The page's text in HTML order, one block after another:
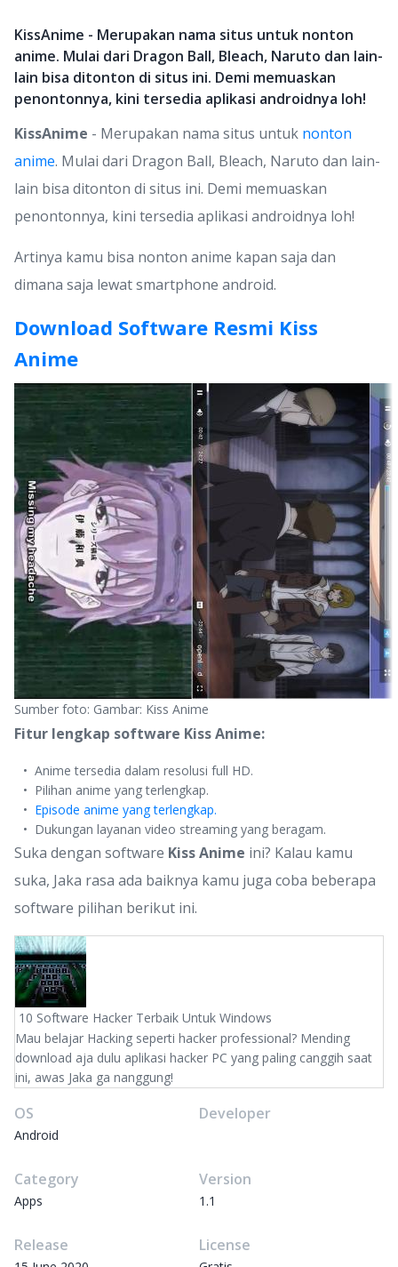
KissAnime - Merupakan nama situs untuk nonton
anime. Mulai dari Dragon Ball, Bleach, Naruto dan lain-
lain bisa ditonton di situs ini. Demi memuaskan
penontonnya, kini tersedia aplikasi androidnya loh!
KissAnime - Merupakan nama situs untuk nonton
anime. Mulai dari Dragon Ball, Bleach, Naruto dan lain-
lain bisa ditonton di situs ini. Demi memuaskan
penontonnya, kini tersedia aplikasi androidnya loh!
Artinya kamu bisa nonton anime kapan saja dan
dimana saja lewat smartphone android.
Download Software Resmi Kiss
Anime
Sumber foto: Gambar: Kiss Anime
Fitur lengkap software Kiss Anime:
Anime tersedia dalam resolusi full HD.
Pilihan anime yang terlengkap.
Episode anime yang terlengkap.
Dukungan layanan video streaming yang beragam.
Suka dengan software Kiss Anime ini? Kalau kamu
suka, Jaka rasa ada baiknya kamu juga coba beberapa
software pilihan berikut ini.
10 Software Hacker Terbaik Untuk Windows
Mau belajar Hacking seperti hacker professional? Mending
download aja dulu aplikasi hacker PC yang paling canggih saat
ini, awas Jaka ga nanggung!
OS
Android
Developer
Category
Apps
Version
1.1
Release License